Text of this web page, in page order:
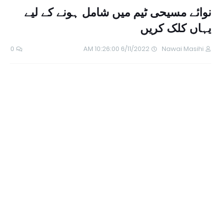
نوائے مسیحی ٹیم میں شامل ہونے کے لیے
یہاں کلک کریں
Nawai Masihi
6/11/2022 10:26:00 AM
0